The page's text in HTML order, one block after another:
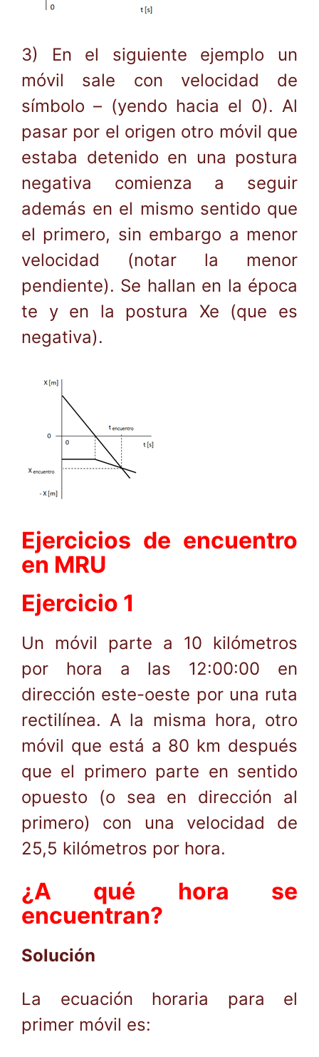
3) En el siguiente ejemplo un
móvil sale con velocidad de
símbolo – (yendo hacia el 0). Al
pasar por el origen otro móvil que
estaba detenido en una postura
negativa comienza a seguir
además en el mismo sentido que
el primero, sin embargo a menor
velocidad (notar la menor
pendiente). Se hallan en la época
te y en la postura Xe (que es
negativa).
Ejercicios de encuentro
en MRU
Ejercicio 1
Un móvil parte a 10 kilómetros
por hora a las 12:00:00 en
dirección este-oeste por una ruta
rectilínea. A la misma hora, otro
móvil que está a 80 km después
que el primero parte en sentido
opuesto (o sea en dirección al
primero) con una velocidad de
25,5 kilómetros por hora.
¿A qué hora se
encuentran?
Solución
La ecuación horaria para el
primer móvil es: